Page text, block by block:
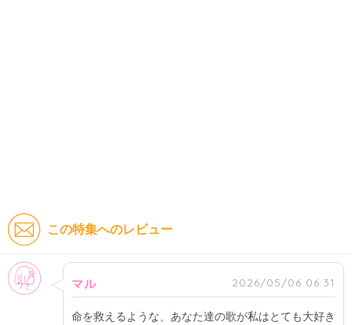
この特集へのレビュー
女性
マル 2026/05/06 06:31
命を救えるような、あなた達の歌が私はとても大好き